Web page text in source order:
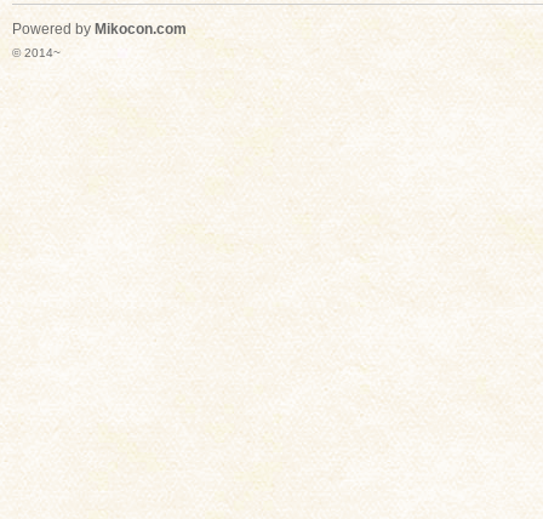
Powered by Mikocon.com
© 2014~